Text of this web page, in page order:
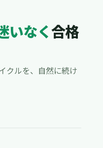
いなく合格
クルを、自然に続け